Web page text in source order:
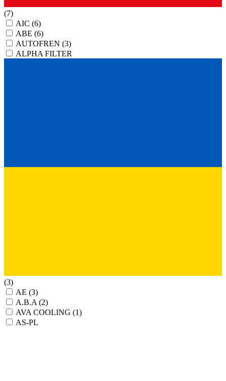
(7)
AIC (6)
ABE (6)
AUTOFREN (3)
ALPHA FILTER
(3)
AE (3)
A.B.A (2)
AVA COOLING (1)
AS-PL